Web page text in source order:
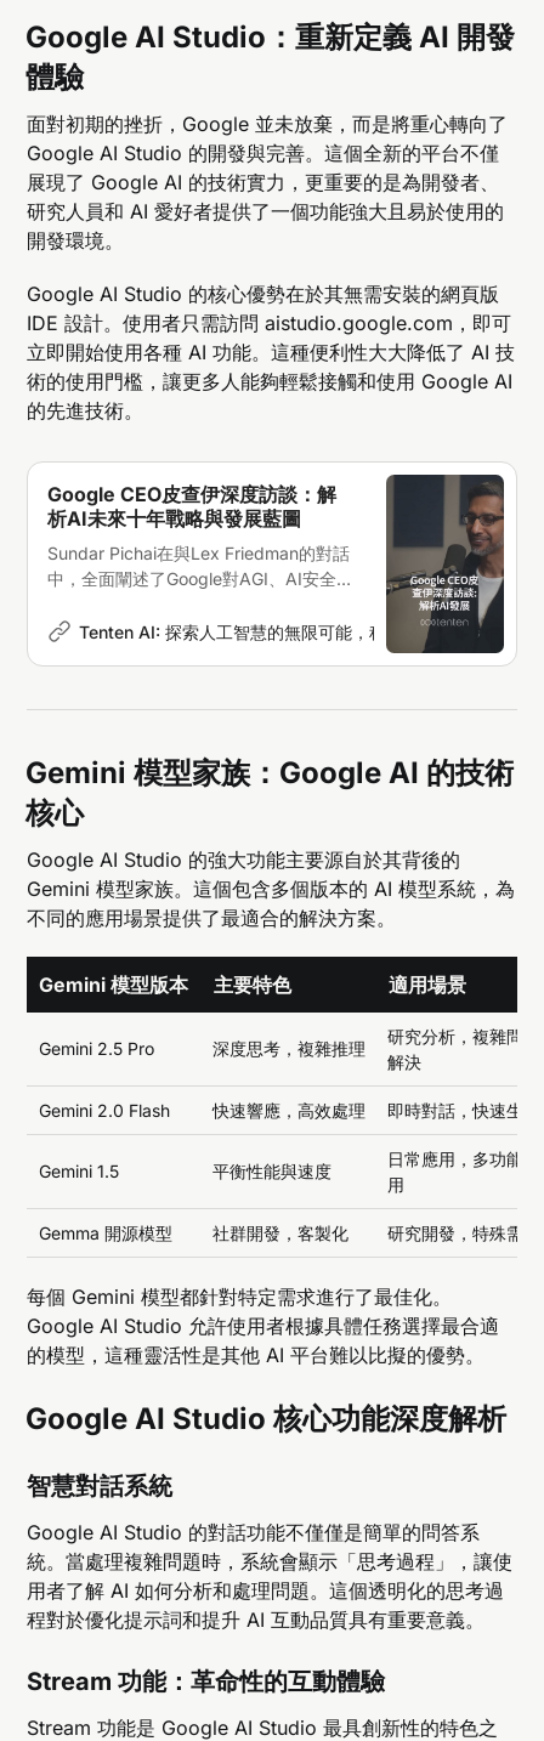
Google AI Studio：重新定義 AI 開發
體驗
面對初期的挫折，Google 並未放棄，而是將重心轉向了
Google AI Studio 的開發與完善。這個全新的平台不僅
展現了 Google AI 的技術實力，更重要的是為開發者、
研究人員和 AI 愛好者提供了一個功能強大且易於使用的
開發環境。
Google AI Studio 的核心優勢在於其無需安裝的網頁版
IDE 設計。使用者只需訪問 aistudio.google.com，即可
立即開始使用各種 AI 功能。這種便利性大大降低了 AI 技
術的使用門檻，讓更多人能夠輕鬆接觸和使用 Google AI
的先進技術。
Google CEO皮查伊深度訪談：解
析AI未來十年戰略與發展藍圖
Sundar Pichai在與Lex Friedman的對話
中，全面闡述了Google對AGI、AI安全及
訪談精華，深入了解科技巨頭的AI發展路
Tenten AI: 探索人工智慧的無限可能，科技新聞深度解析
Gemini 模型家族：Google AI 的技術
核心
Google AI Studio 的強大功能主要源自於其背後的
Gemini 模型家族。這個包含多個版本的 AI 模型系統，為
不同的應用場景提供了最適合的解決方案。
Gemini 模型版本 主要特色 適用場景
Gemini 2.5 Pro 深度思考，複雜推理
研究分析，複雜問題
解決
Gemini 2.0 Flash 快速響應，高效處理 即時對話，快速生成
Gemini 1.5 平衡性能與速度
日常應用，多功能使
用
Gemma 開源模型 社群開發，客製化 研究開發，特殊需求
每個 Gemini 模型都針對特定需求進行了最佳化。
Google AI Studio 允許使用者根據具體任務選擇最合適
的模型，這種靈活性是其他 AI 平台難以比擬的優勢。
Google AI Studio 核心功能深度解析
智慧對話系統
Google AI Studio 的對話功能不僅僅是簡單的問答系
統。當處理複雜問題時，系統會顯示「思考過程」，讓使
用者了解 AI 如何分析和處理問題。這個透明化的思考過
程對於優化提示詞和提升 AI 互動品質具有重要意義。
Stream 功能：革命性的互動體驗
Stream 功能是 Google AI Studio 最具創新性的特色之